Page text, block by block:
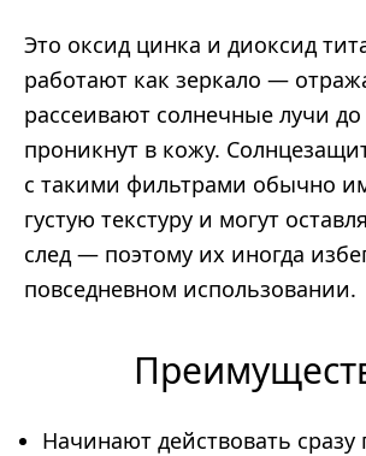
Это оксид цинка и диоксид
работают как зеркало —
рассеивают солнечные лучи до
проникнут в кожу.
с такими фильтрами обычно
густую текстуру и могут
след — поэтому их иногда
повседневном использовании.
Начинают действовать сразу